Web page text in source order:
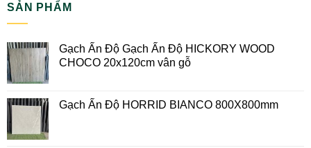
SẢN PHẨM
Gạch Ấn Độ Gạch Ấn Độ HICKORY WOOD
CHOCO 20x120cm vân gỗ
Gạch Ấn Độ HORRID BIANCO 800X800mm